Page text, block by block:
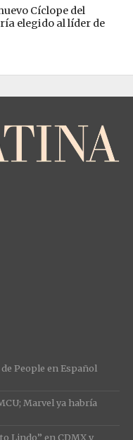
Cíclope del
elegido al líder de
People en Español
Marvel ya habría
Lindo” en CDMX y